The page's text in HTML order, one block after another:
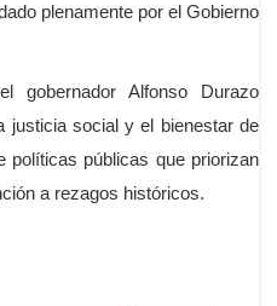
plenamente por el Gobierno
gobernador Alfonso Durazo
justicia social y el bienestar de
políticas públicas que priorizan
a rezagos históricos.